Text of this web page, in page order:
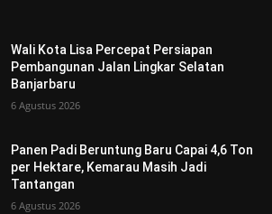
Wali Kota Lisa Percepat Persiapan
Pembangunan Jalan Lingkar Selatan
Banjarbaru
6 Agustus 2026
Panen Padi Beruntung Baru Capai 4,6 Ton
per Hektare, Kemarau Masih Jadi
Tantangan
6 Agustus 2026